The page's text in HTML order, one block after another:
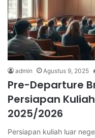
admin Agustus 9, 2025
Pre-Departure
Persiapan
2025/2026
Persiapan kuliah luar